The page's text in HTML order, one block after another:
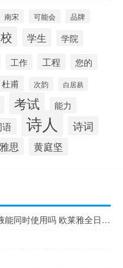
南宋 可能会 品牌
学生 学院
工作 工程 您的
杜甫 次韵 白居易
考试 能力
语 诗人 诗词
雅思 黄庭坚
兰蔻粉水和欧莱雅清润全日保湿乳液能同时使用吗 欧莱雅全日保湿乳液